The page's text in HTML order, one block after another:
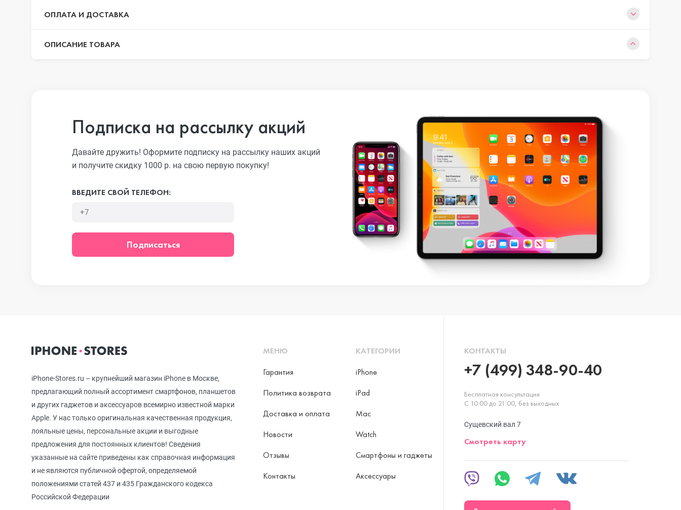
iPhone 13 mini
iPhone 12 Pro Max
iPhone 11 Pro Max
iPhone 11 Pro
iPhone 11
iPhone XS Max
ОПЛАТА И ДОСТАВКА
ОПИСАНИЕ ТОВАРА
Подписка на рассылку акций
Давайте дружить! Оформите подписку на рассылку наших акций
и получите скидку 1000 р. на свою первую покупку!
ВВЕДИТЕ СВОЙ ТЕЛЕФОН:
Подписаться
iPhone-Stores.ru – крупнейший магазин iPhone в Москве,
предлагающий полный ассортимент смартфонов, планшетов
и других гаджетов и аксессуаров всемирно известной марки
Apple. У нас только оригинальная качественная продукция,
лояльные цены, персональные акции и выгодные
предложения для постоянных клиентов! Сведения
указанные на сайте приведены как справочная информация
и не являются публичной офертой, определяемой
положениями статей 437 и 435 Гражданского кодекса
Российской Федерации
МЕНЮ
Гарантия
Политика возврата
Доставка и оплата
Новости
Отзывы
Контакты
КАТЕГОРИИ
iPhone
iPad
Mac
Watch
Смартфоны и гаджеты
Аксессуары
КОНТАКТЫ
+7 (499) 348-90-40
Бесплатная консультация
С 10:00 до 21:00, без выходных
Сущевский вал 7
Смотреть карту